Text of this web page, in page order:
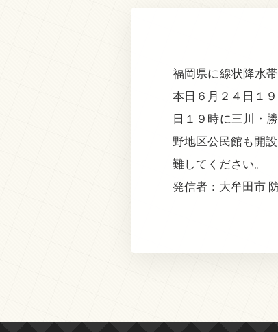
福岡県に線状降水
本日６月２４日１
日１９時に三川・
野地区公民館も開
難してください。
発信者：大牟田市